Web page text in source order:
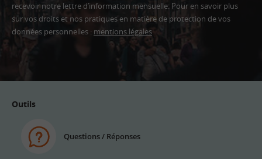
recevoir notre lettre d’information mensuelle. Pour en savoir plus
sur vos droits et nos pratiques en matière de protection de vos
données personnelles : mentions légales
Outils
Questions / Réponses